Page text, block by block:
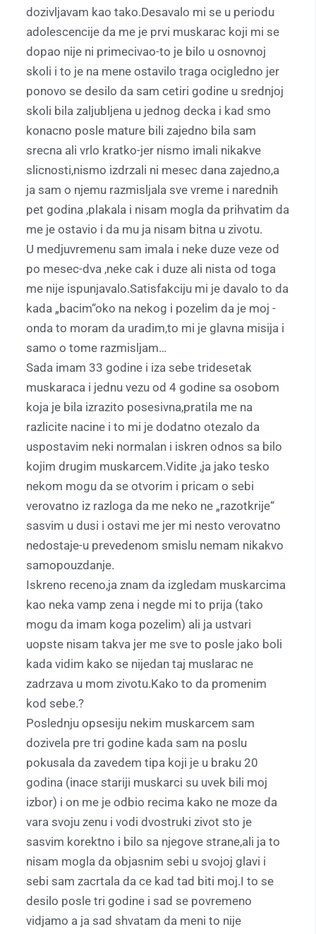
dozivljavam kao tako.Desavalo mi se u periodu
adolescencije da me je prvi muskarac koji mi se
dopao nije ni primecivao-to je bilo u osnovnoj
skoli i to je na mene ostavilo traga ocigledno jer
ponovo se desilo da sam cetiri godine u srednjoj
skoli bila zaljubljena u jednog decka i kad smo
konacno posle mature bili zajedno bila sam
srecna ali vrlo kratko-jer nismo imali nikakve
slicnosti,nismo izdrzali ni mesec dana zajedno,a
ja sam o njemu razmisljala sve vreme i narednih
pet godina ,plakala i nisam mogla da prihvatim da
me je ostavio i da mu ja nisam bitna u zivotu.
U medjuvremenu sam imala i neke duze veze od
po mesec-dva ,neke cak i duze ali nista od toga
me nije ispunjavalo.Satisfakciju mi je davalo to da
kada „bacim“oko na nekog i pozelim da je moj -
onda to moram da uradim,to mi je glavna misija i
samo o tome razmisljam…
Sada imam 33 godine i iza sebe tridesetak
muskaraca i jednu vezu od 4 godine sa osobom
koja je bila izrazito posesivna,pratila me na
razlicite nacine i to mi je dodatno otezalo da
uspostavim neki normalan i iskren odnos sa bilo
kojim drugim muskarcem.Vidite ,ja jako tesko
nekom mogu da se otvorim i pricam o sebi
verovatno iz razloga da me neko ne „razotkrije“
sasvim u dusi i ostavi me jer mi nesto verovatno
nedostaje-u prevedenom smislu nemam nikakvo
samopouzdanje.
Iskreno receno,ja znam da izgledam muskarcima
kao neka vamp zena i negde mi to prija (tako
mogu da imam koga pozelim) ali ja ustvari
uopste nisam takva jer me sve to posle jako boli
kada vidim kako se nijedan taj muslarac ne
zadrzava u mom zivotu.Kako to da promenim
kod sebe.?
Poslednju opsesiju nekim muskarcem sam
dozivela pre tri godine kada sam na poslu
pokusala da zavedem tipa koji je u braku 20
godina (inace stariji muskarci su uvek bili moj
izbor) i on me je odbio recima kako ne moze da
vara svoju zenu i vodi dvostruki zivot sto je
sasvim korektno i bilo sa njegove strane,ali ja to
nisam mogla da objasnim sebi u svojoj glavi i
sebi sam zacrtala da ce kad tad biti moj.I to se
desilo posle tri godine i sad se povremeno
vidjamo a ja sad shvatam da meni to nije